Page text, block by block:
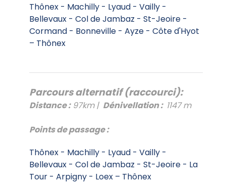
Thônex - Machilly - Lyaud - Vailly -
Bellevaux - Col de Jambaz - St-Jeoire -
Cormand - Bonneville - Ayze - Côte d'Hyot
– Thônex
Parcours alternatif (raccourci):
Distance :97km | Dénivellation : 1147 m
Points de passage :
Thônex - Machilly - Lyaud - Vailly -
Bellevaux - Col de Jambaz - St-Jeoire - La
Tour - Arpigny - Loex – Thônex